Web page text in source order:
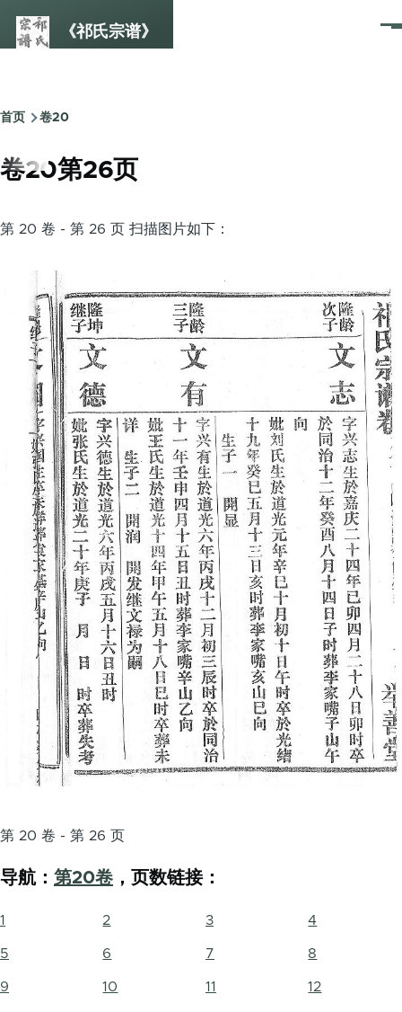
《祁氏宗谱》
菜
面
包
屑
首页 卷20
卷20第26页
第 20 卷 - 第 26 页 扫描图片如下：
第 20 卷 - 第 26 页
导航： 第20卷 ，页数链接：
1 2 3 4
5 6 7 8
9 10 11 12